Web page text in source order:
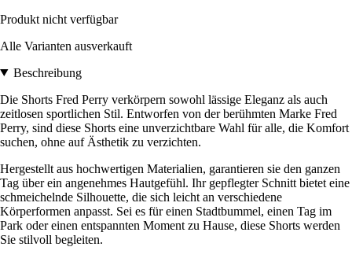
Produkt nicht verfügbar
Alle Varianten ausverkauft
Beschreibung
Die Shorts Fred Perry verkörpern sowohl lässige Eleganz als auch
zeitlosen sportlichen Stil. Entworfen von der berühmten Marke Fred
Perry, sind diese Shorts eine unverzichtbare Wahl für alle, die Komfort
suchen, ohne auf Ästhetik zu verzichten.
Hergestellt aus hochwertigen Materialien, garantieren sie den ganzen
Tag über ein angenehmes Hautgefühl. Ihr gepflegter Schnitt bietet eine
schmeichelnde Silhouette, die sich leicht an verschiedene
Körperformen anpasst. Sei es für einen Stadtbummel, einen Tag im
Park oder einen entspannten Moment zu Hause, diese Shorts werden
Sie stilvoll begleiten.